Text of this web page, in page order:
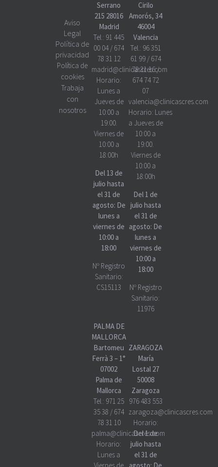
Aviso
Legal
Política de
privacidad
Política de
cookies
Trabaja
con
nosotros
Serrano
215 28016
Madrid
Tel.: 91 445
00 04/ 674
78 31 12
madrid@clinicascres.com
Horario:
Lunes a
Jueves de
10:00 a
19:00.
Viernes de
10:00 a
18:00h
Del 13 de
julio hasta
el 31 de
agosto: De
lunes a
viernes de
10:00 a
18:00
Nº Registro
Sanitario:
CS15113
PALMA DE
MALLORCA
Bartomeu
Ferrà 3 – 1°
07002
Palma de
Mallorca
Tel.: 971 25
35 38 / 674
78 31 10
palma@clinicascres.com
Horario:
Lunes a
Cirilo
Amorós, 34
46004
Valencia
Tel.: 96 351
61 99/ 674
78 31 16/
674 74 72
07
valencia@clinicascres.com
Horario: Lunes
a Jueves de
10:00 a
19:00.
Viernes de
10:00 a
18:00h
Del 1 de
julio hasta
el 31 de
agosto: De
lunes a
viernes de
10:00 a
18:00
Nº Registro
Sanitario:
11976
ZARAGOZA
María
Lostal 27
50008
Zaragoza
976 483 553
zaragoza@clinicascres.com
Horario:
Del 1 de
julio hasta
el 31 de